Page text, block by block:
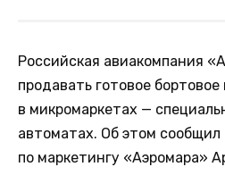
Российская авиакомпания
продавать готовое
в микромаркетах —
автоматах. Об этом сообщил
по маркетингу «Аэромара»